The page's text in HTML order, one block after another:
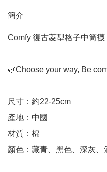
簡介
Comfy 復古菱型格子中筒襪
🌿Choose your way, Be
尺寸：約22-25cm
產地：中國
材質：棉
顏色：藏青、黑色、深灰、